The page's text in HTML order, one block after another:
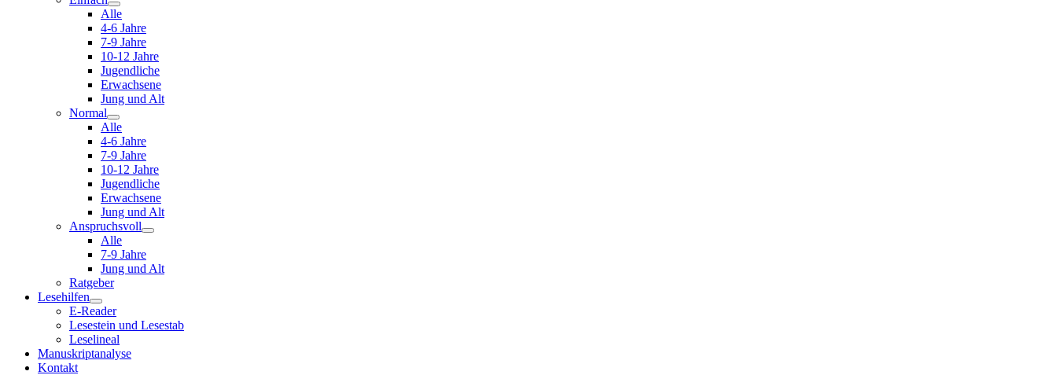
Alle
4-6 Jahre
7-9 Jahre
10-12 Jahre
Jugendliche
Erwachsene
Jung und Alt
Normal
Alle
4-6 Jahre
7-9 Jahre
10-12 Jahre
Jugendliche
Erwachsene
Jung und Alt
Anspruchsvoll
Alle
7-9 Jahre
Jung und Alt
Ratgeber
Lesehilfen
E-Reader
Lesestein und Lesestab
Leselineal
Manuskriptanalyse
Kontakt